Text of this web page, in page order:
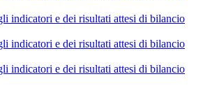
indicatori e dei risultati attesi di bilancio
indicatori e dei risultati attesi di bilancio
indicatori e dei risultati attesi di bilancio